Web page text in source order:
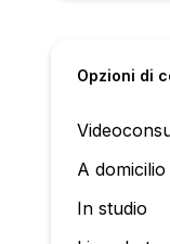
Opzioni di
A domicilio
In studio